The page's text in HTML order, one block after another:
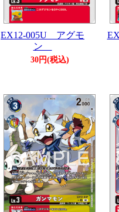
EX12-005U アグモ
ン
30円(税込)